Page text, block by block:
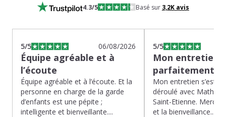
4.3/5 Basé sur 3,2Kavis
5/5 06/08/2026
Équipe agréable et à
l’écoute
Équipe agréable et à l’écoute. Et la
personne en charge de la garde
d’enfants est une pépite ;
intelligente et bienveillante....
5/5
Mon entretien
parfaitement…
Mon entretien s’est
déroulé avec Mathias
Saint-Etienne. Merci
et la bienveillance...